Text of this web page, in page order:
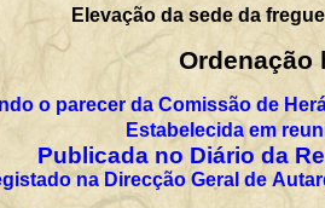
Elevação da sede da
Ordenação
o parecer da Comissão de
Estabelecida em
Publicada no Diário da
na Direcção Geral de